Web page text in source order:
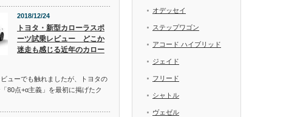
2018/12/24
トヨタ・新型カローラスポ
ーツ試乗レビュー どこか
迷走も感じる近年のカロー
ューでも触れましたが、トヨタの
80点+α主義」を最初に掲げたク
オデッセイ
ステップワゴン
アコード ハイブリッド
ジェイド
フリード
シャトル
ヴェゼル